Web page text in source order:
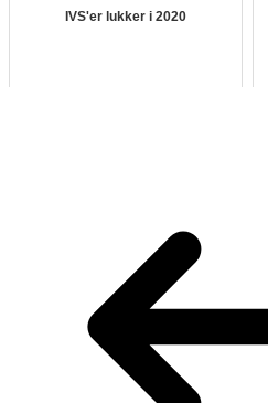
IVS'er lukker i 2020